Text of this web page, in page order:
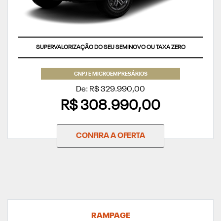
SUPERVALORIZAÇÃO DO SEU SEMINOVO OU TAXA ZERO
CNPJ E MICROEMPRESÁRIOS
De: R$ 329.990,00
R$ 308.990,00
CONFIRA A OFERTA
RAMPAGE